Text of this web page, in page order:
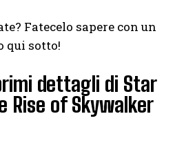
Fatecelo sapere con un
qui sotto!
dettagli di Star
Rise of Skywalker